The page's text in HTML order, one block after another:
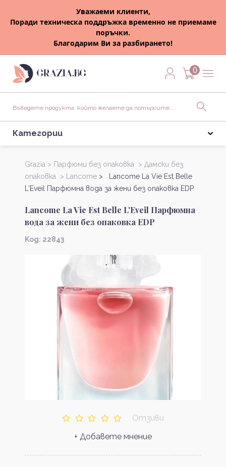
Уважаеми клиенти,
Поради техническа поддръжка временно не приемаме
поръчки.
Благодарим Ви за разбирането!
0
Категории
Grazia > Парфюми без опаковка > Дамски без
опаковка >
Lancome > Lancome La Vie Est Belle
L'Eveil Парфюмна вода за жени без опаковка EDP
Lancome La Vie Est Belle L'Eveil Парфюмна
вода за жени без опаковка EDP
Kод: 22843
Отзиви
+ Добавете мнение